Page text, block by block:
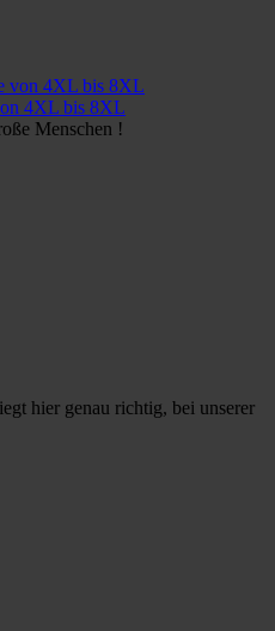
4XL bis 8XL
Menschen !
hier genau richtig, bei unserer